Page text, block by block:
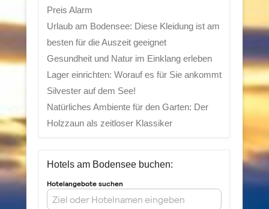
Preis Alarm
Urlaub am Bodensee: Diese Kleidung ist am
besten für die Auszeit geeignet
Gesundheit und Natur im Einklang erleben
Lager einrichten: Worauf es für Sie ankommt
Silvester auf dem See!
Natürliches Ambiente für den Garten: Der
Holzzaun als zeitloser Klassiker
Hotels am Bodensee buchen: